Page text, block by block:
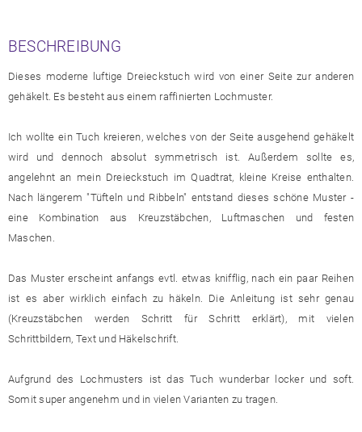
BESCHREIBUNG
Dieses moderne luftige Dreieckstuch wird von einer Seite zur anderen
gehäkelt. Es besteht aus einem raffinierten Lochmuster.
Ich wollte ein Tuch kreieren, welches von der Seite ausgehend gehäkelt
wird und dennoch absolut symmetrisch ist. Außerdem sollte es,
angelehnt an mein Dreieckstuch im Quadtrat, kleine Kreise enthalten.
Nach längerem "Tüfteln und Ribbeln" entstand dieses schöne Muster -
eine Kombination aus Kreuzstäbchen, Luftmaschen und festen
Maschen.
Das Muster erscheint anfangs evtl. etwas knifflig, nach ein paar Reihen
ist es aber wirklich einfach zu häkeln. Die Anleitung ist sehr genau
(Kreuzstäbchen werden Schritt für Schritt erklärt), mit vielen
Schrittbildern, Text und Häkelschrift.
Aufgrund des Lochmusters ist das Tuch wunderbar locker und soft.
Somit super angenehm und in vielen Varianten zu tragen.